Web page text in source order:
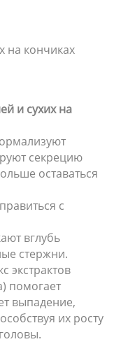
на кончиках
и сухих на
секрецию
оставаться
с
вглубь
стержни.
экстрактов
помогает
выпадение,
их росту